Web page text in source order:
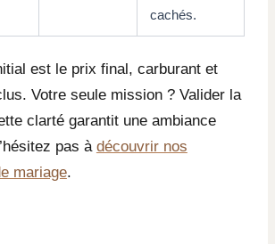
cachés.
est le prix final, carburant et
Votre seule mission ? Valider la
clarté garantit une ambiance
pas à découvrir nos
mariage.